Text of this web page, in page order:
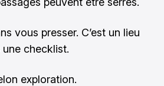
vous presser. C’est un lieu
une checklist.
exploration.